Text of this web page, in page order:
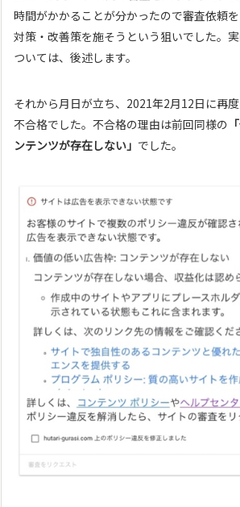
時間がかかることが分かったので審査依頼
対策・改善策を施そうという狙いでした。
ついては、後述します。
それから月日が立ち、2021年2月12日に再
不合格でした。不合格の理由は前回同様の
ンテンツが存在しない」 でした。